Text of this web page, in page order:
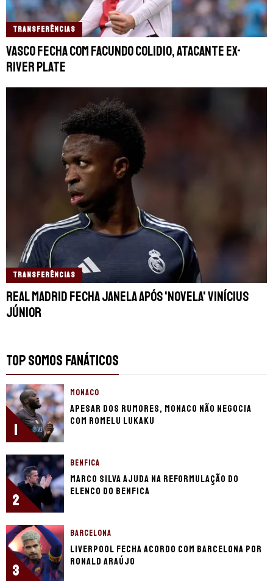
TRANSFERÊNCIAS
Vasco fecha com Facundo Colidio, atacante ex-
River Plate
TRANSFERÊNCIAS
Real Madrid fecha janela após 'novela' Vinícius
Júnior
TOP SOMOS FANÁTICOS
1
MONACO
Apesar dos rumores, Monaco não negocia
com Romelu Lukaku
2
BENFICA
Marco Silva ajuda na reformulação do
elenco do Benfica
3
BARCELONA
Liverpool fecha acordo com Barcelona por
Ronald Araújo